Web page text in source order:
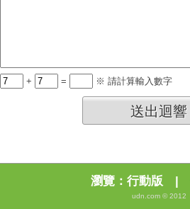
+ = ※ 請計算輸入數字
送出迴響
瀏覽： 行動版 |
udn.com © 2012